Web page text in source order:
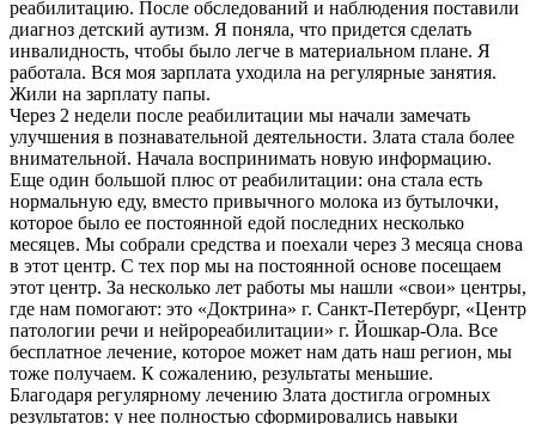
реабилитацию. После обследований и наблюдения поставили
диагноз детский аутизм. Я поняла, что придется сделать
инвалидность, чтобы было легче в материальном плане. Я
работала. Вся моя зарплата уходила на регулярные занятия.
Жили на зарплату папы.
Через 2 недели после реабилитации мы начали замечать
улучшения в познавательной деятельности. Злата стала более
внимательной. Начала воспринимать новую информацию.
Еще один большой плюс от реабилитации: она стала есть
нормальную еду, вместо привычного молока из бутылочки,
которое было ее постоянной едой последних несколько
месяцев. Мы собрали средства и поехали через 3 месяца снова
в этот центр. С тех пор мы на постоянной основе посещаем
этот центр. За несколько лет работы мы нашли «свои» центры,
где нам помогают: это «Доктрина» г. Санкт-Петербург, «Центр
патологии речи и нейрореабилитации» г. Йошкар-Ола. Все
бесплатное лечение, которое может нам дать наш регион, мы
тоже получаем. К сожалению, результаты меньшие.
Благодаря регулярному лечению Злата достигла огромных
результатов: у нее полностью сформировались навыки